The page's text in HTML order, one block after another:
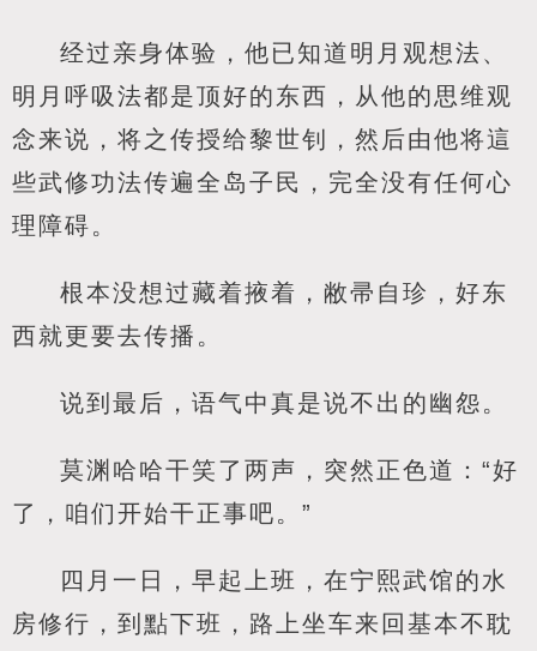
经过亲身体验，他已知道明月观想法、
明月呼吸法都是顶好的东西，从他的思维观
念来说，将之传授给黎世钊，然后由他将這
些武修功法传遍全岛子民，完全没有任何心
理障碍。
根本没想过藏着掖着，敝帚自珍，好东
西就更要去传播。
说到最后，语气中真是说不出的幽怨。
莫渊哈哈干笑了两声，突然正色道：“好
了，咱们开始干正事吧。”
四月一日，早起上班，在宁熙武馆的水
房修行，到點下班，路上坐车来回基本不耽